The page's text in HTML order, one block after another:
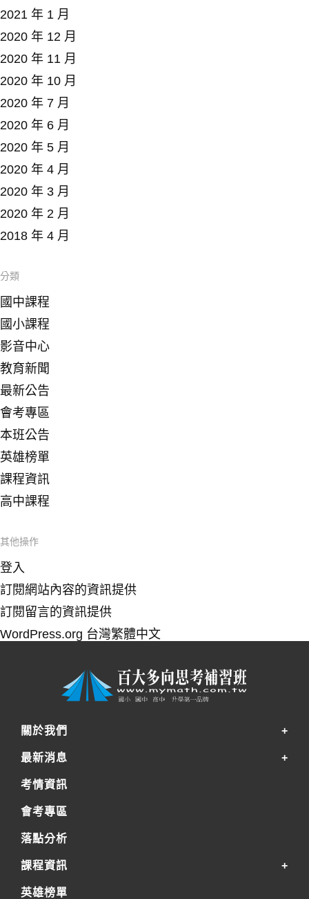
2021 年 1 月
2020 年 12 月
2020 年 11 月
2020 年 10 月
2020 年 7 月
2020 年 6 月
2020 年 5 月
2020 年 4 月
2020 年 3 月
2020 年 2 月
2018 年 4 月
分類
國中課程
國小課程
影音中心
教育新聞
最新公告
會考專區
本班公告
英雄榜單
課程資訊
高中課程
其他操作
登入
訂閱網站內容的資訊提供
訂閱留言的資訊提供
WordPress.org 台灣繁體中文
關於我們
最新消息
考情資訊
會考專區
落點分析
課程資訊
英雄榜單